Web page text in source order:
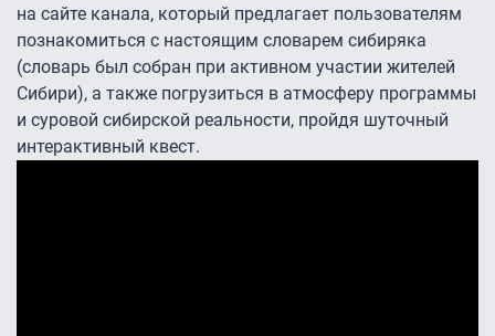
на сайте канала, который предлагает пользователям
познакомиться с настоящим словарем сибиряка
(словарь был собран при активном участии жителей
Сибири), а также погрузиться в атмосферу программы
и суровой сибирской реальности, пройдя шуточный
интерактивный квест.